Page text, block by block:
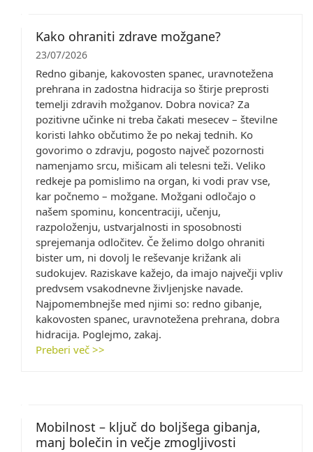
Kako ohraniti zdrave možgane?
23/07/2026
Redno gibanje, kakovosten spanec, uravnotežena
prehrana in zadostna hidracija so štirje preprosti
temelji zdravih možganov. Dobra novica? Za
pozitivne učinke ni treba čakati mesecev – številne
koristi lahko občutimo že po nekaj tednih. Ko
govorimo o zdravju, pogosto največ pozornosti
namenjamo srcu, mišicam ali telesni teži. Veliko
redkeje pa pomislimo na organ, ki vodi prav vse,
kar počnemo – možgane. Možgani odločajo o
našem spominu, koncentraciji, učenju,
razpoloženju, ustvarjalnosti in sposobnosti
sprejemanja odločitev. Če želimo dolgo ohraniti
bister um, ni dovolj le reševanje križank ali
sudokujev. Raziskave kažejo, da imajo največji vpliv
predvsem vsakodnevne življenjske navade.
Najpomembnejše med njimi so: redno gibanje,
kakovosten spanec, uravnotežena prehrana, dobra
hidracija. Poglejmo, zakaj.
Preberi več >>
Mobilnost – ključ do boljšega gibanja,
manj bolečin in večje zmogljivosti